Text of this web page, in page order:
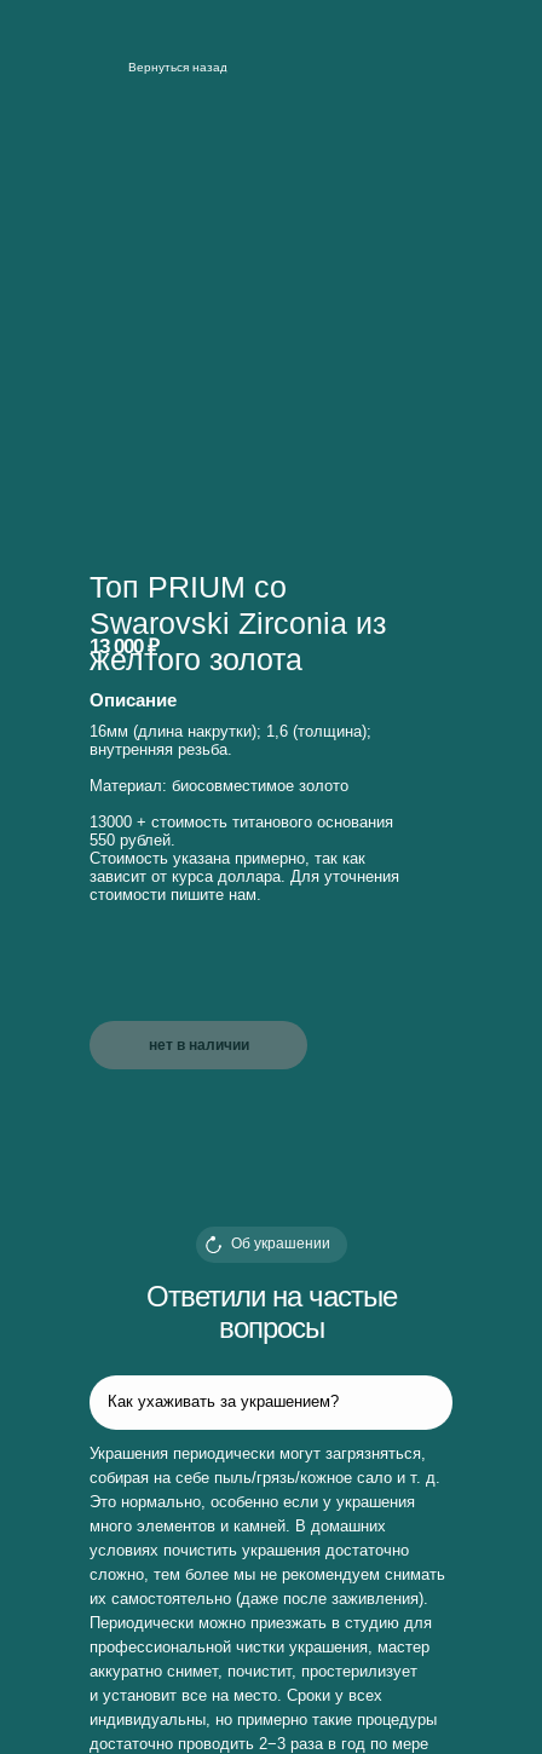
Вернуться назад
нет в наличии
Топ PRIUM со
Swarovski Zirconia из
желтого золота
Описание
16мм (длина накрутки); 1,6 (толщина);
внутренняя резьба.
Материал: биосовместимое золото
13000 + стоимость титанового основания
550 рублей.
Стоимость указана примерно, так как
зависит от курса доллара. Для уточнения
стоимости пишите нам.
13 000 ₽
Ответили на частые
вопросы
Об украшении
Как ухаживать за украшением?
Украшения периодически могут загрязняться,
собирая на себе пыль/грязь/кожное сало и т. д.
Это нормально, особенно если у украшения
много элементов и камней. В домашних
условиях почистить украшения достаточно
сложно, тем более мы не рекомендуем снимать
их самостоятельно (даже после заживления).
Периодически можно приезжать в студию для
профессиональной чистки украшения, мастер
аккуратно снимет, почистит, простерилизует
и установит все на место. Сроки у всех
индивидуальны, но примерно такие процедуры
достаточно проводить 2−3 раза в год по мере